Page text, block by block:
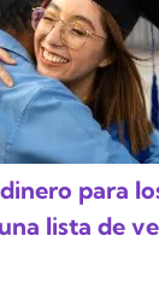
para
lista de